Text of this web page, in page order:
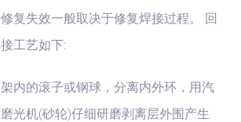
复失效一般取决于修复焊接过程。 回
工艺如下:
内的滚子或钢球，分离内外环，用汽
光机(砂轮)仔细研磨剥离层外围产生